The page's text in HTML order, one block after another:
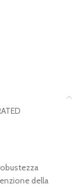
della